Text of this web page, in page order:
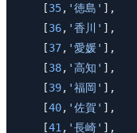
    [
35, '徳島' ],
    [
36, '香川' ],
    [
37, '愛媛' ],
    [
38, '高知' ],
    [
39, '福岡' ],
    [
40, '佐賀' ],
    [
41 , '長崎' ],